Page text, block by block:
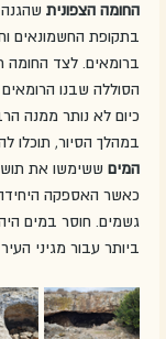
החומה הצפונית
בתקופת החשמונאים
ברומאים. לצד החומה
הסוללה שבנו
כיום לא נותר ממנה
במהלך הסיור, תוכלו
המים ששימשו את
כאשר האספקה
גשמים. חוסר במים
ביותר עבור מגיני